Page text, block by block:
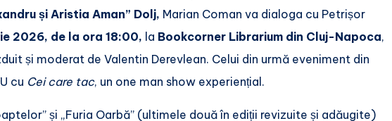
și Aristia Aman” Dolj, Marian Coman va dialoga cu Petrișor
2026, de la ora 18:00, la Bookcorner Librarium din Cluj-Napoca,
și moderat de Valentin Derevlean. Celui din urmă eveniment din
cu Cei care tac, un one man show experiențial.
și „Furia Oarbă” (ultimele două în ediții revizuite și adăugite)